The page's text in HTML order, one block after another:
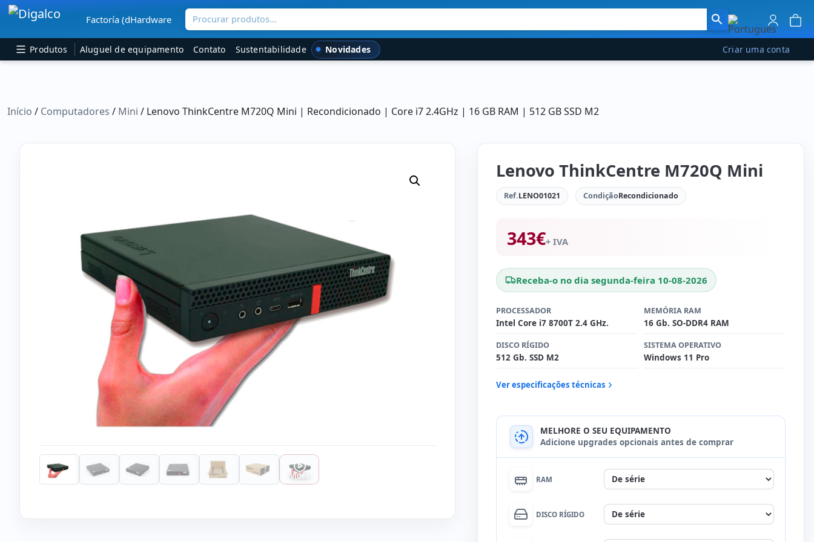
Navegação principal
Factoría (dHardware Procurar produtos...
Produtos Aluguel de equipamento Contato Sustentabilidade Novidades Criar uma conta
Início / Computadores / Mini / Lenovo ThinkCentre M720Q Mini | Recondicionado | Core i7 2.4GHz | 16 GB RAM | 512 GB SSD M2
Vídeo
Lenovo ThinkCentre M720Q Mini
Ref.LENO01021 CondiçãoRecondicionado
343€+ IVA
Receba-o no dia segunda-feira 10-08-2026
PROCESSADOR
Intel Core i7 8700T 2.4 GHz.
MEMÓRIA RAM
16 Gb. SO-DDR4 RAM
DISCO RÍGIDO
512 Gb. SSD M2
SISTEMA OPERATIVO
Windows 11 Pro
Ver especificações técnicas
MELHORE O SEU EQUIPAMENTO
Adicione upgrades opcionais antes de comprar
None
RAM
DISCO RÍGIDO